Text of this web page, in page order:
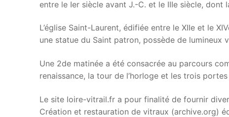
entre le Ier siècle avant J.-C. et le IIIe siècle, dont
L’église Saint-Laurent, édifiée entre le XIIe et le
une statue du Saint patron, possède de
Une 2de matinée a été consacrée au parcours
renaissance, la tour de l’horloge et les trois
Le site loire-vitrail.fr a pour finalité de fournir
Création et restauration de vitraux (archive.org)